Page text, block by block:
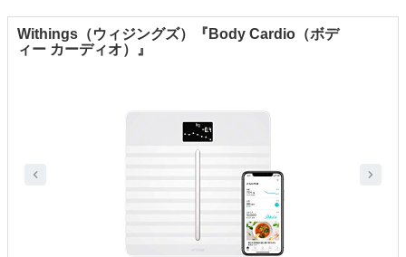
Withings（ウィジングズ）『Body Cardio（ボデ
ィー カーディオ）』